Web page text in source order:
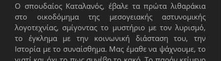
Ο σπουδαίος Καταλανός, έβαλε τα πρώτα λιθαράκια
στο οικοδόμημα της μεσογειακής αστυνομικής
λογοτεχνίας, σμίγοντας το μυστήριο με τον λυρισμό,
το έγκλημα με την κοινωνική διάσταση του, την
Ιστορία με το συναίσθημα. Μας έμαθε να ψάχνουμε, το